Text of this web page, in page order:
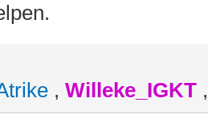
, Willeke_IGKT